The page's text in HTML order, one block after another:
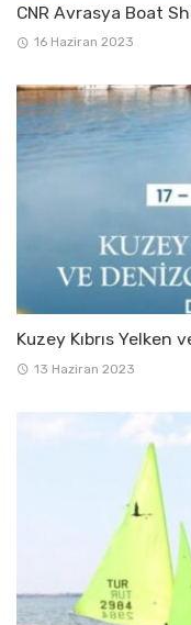
CNR Avrasya Boat
16 Haziran 2023
Kuzey Kıbrıs Yelken
13 Haziran 2023